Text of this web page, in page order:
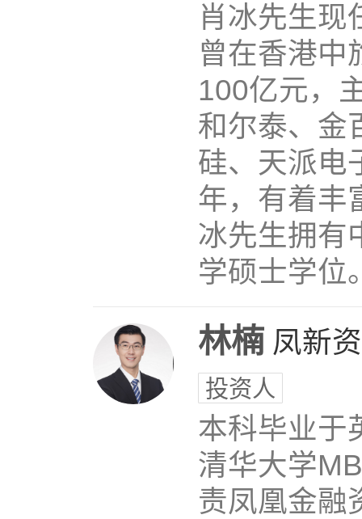
肖冰先生现
曾在香港中
100亿元，
和尔泰、金
硅、天派电
年，有着丰
冰先生拥有
学硕士学位
林楠 凤新
投资人
本科毕业于
清华大学
责凤凰金融